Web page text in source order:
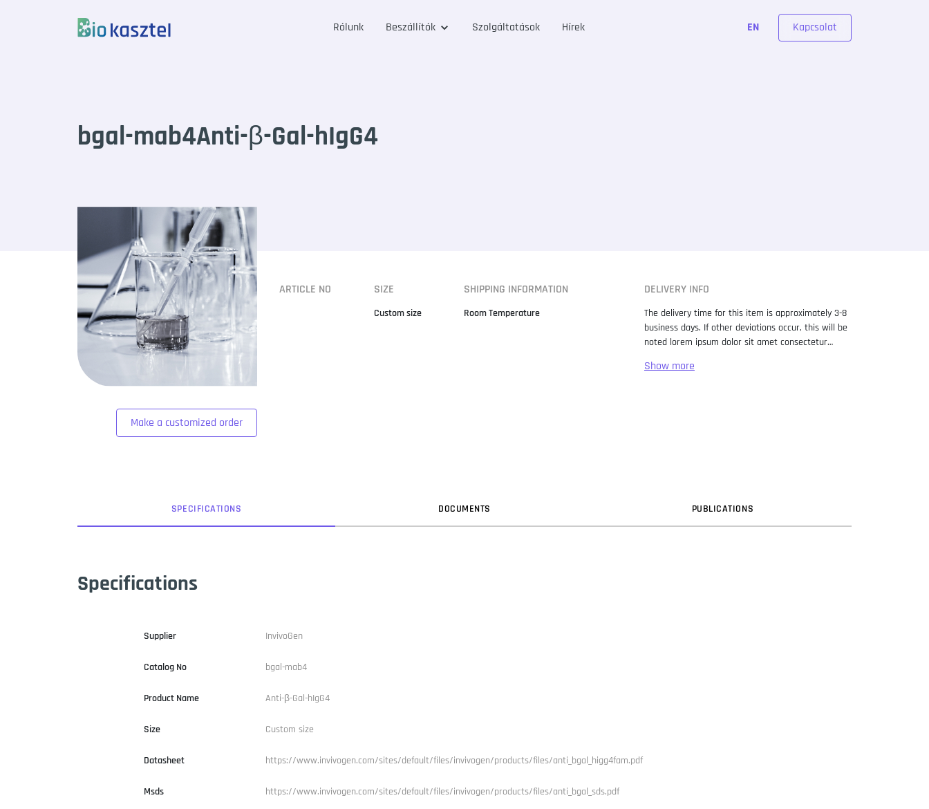
Rólunk Beszállítók Szolgáltatások Hírek EN Kapcsolat
bgal-mab4Anti-β-Gal-hIgG4
Make a customized order
ARTICLE NO SIZE
Custom size
SHIPPING INFORMATION
Room Temperature
DELIVERY INFO
The delivery time for this item is approximately 3-8
business days. If other deviations occur, this will be
noted lorem ipsum dolor sit amet consectetur
standard dummy text ever since the 1500s, when
SPECIFICATIONS DOCUMENTS PUBLICATIONS
Specifications
Supplier InvivoGen
Catalog No bgal-mab4
Product Name Anti-β-Gal-hIgG4
Size Custom size
Datasheet https://www.invivogen.com/sites/default/files/invivogen/products/files/anti_bgal_higg4fam.pdf
Msds https://www.invivogen.com/sites/default/files/invivogen/products/files/anti_bgal_sds.pdf